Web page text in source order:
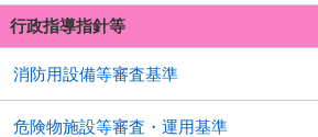
行政指導指針等
消防用設備等審査基準
危険物施設等審査・運用基準